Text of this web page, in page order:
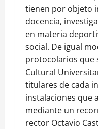
tienen por objeto
docencia,
en materia
social. De igual
protocolarios que
Cultural
titulares de cada
instalaciones que
mediante un
rector Octavio